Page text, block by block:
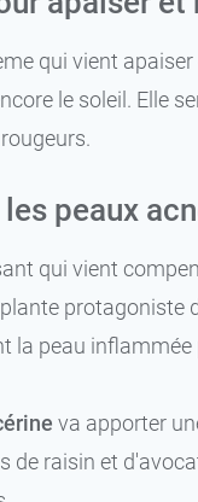
ml 11,99 €
qui vient apaiser
le soleil. Elle
peaux
qui vient
protagoniste
la peau inflammée
va apporter
de raisin et